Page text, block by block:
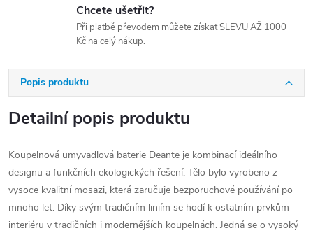
Chcete ušetřit?
Při platbě převodem můžete získat SLEVU AŽ 1000
Kč na celý nákup.
Popis produktu
Detailní popis produktu
Koupelnová umyvadlová baterie Deante je kombinací ideálního
designu a funkčních ekologických řešení. Tělo bylo vyrobeno z
vysoce kvalitní mosazi, která zaručuje bezporuchové používání po
mnoho let. Díky svým tradičním liniím se hodí k ostatním prvkům
interiéru v tradičních i modernějších koupelnách. Jedná se o vysoký